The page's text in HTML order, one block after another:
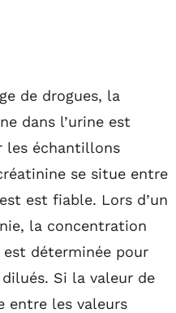
de drogues, la
dans l’urine est
les échantillons
se situe entre
est fiable. Lors d’un
la concentration
est déterminée pour
Si la valeur de
entre les valeurs